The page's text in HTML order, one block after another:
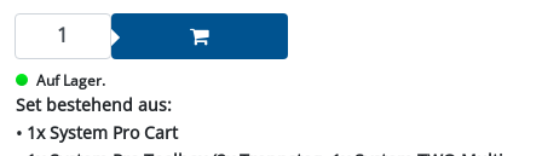
Auf Lager.
Set bestehend aus:
• 1x System Pro Cart